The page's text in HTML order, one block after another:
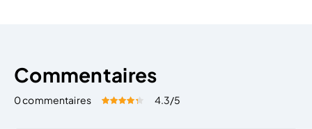
Commentaires
0 commentaires Évaluez cet article:
4.3/5